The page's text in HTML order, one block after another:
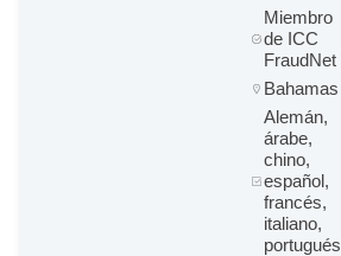
Miembro
de ICC
FraudNet
Bahamas
Alemán,
árabe,
chino,
español,
francés,
italiano,
portugués